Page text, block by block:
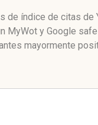
índice de citas de
MyWot y Google
mayormente